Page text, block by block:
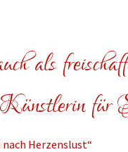
als
für
nach Herzenslust“